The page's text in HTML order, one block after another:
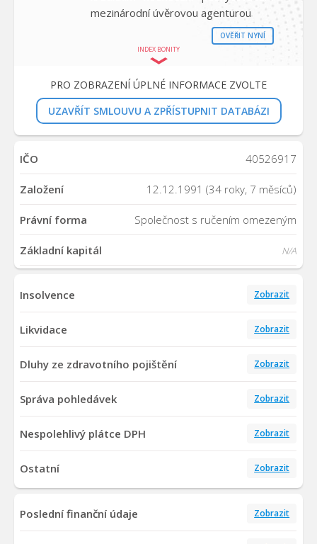
mezinárodní úvěrovou agenturou
OVĚŘIT NYNÍ
INDEX BONITY
PRO ZOBRAZENÍ ÚPLNÉ INFORMACE ZVOLTE
UZAVŘÍT SMLOUVU A ZPŘÍSTUPNIT DATABÁZI
IČO 40526917
Založení 12.12.1991 (34 roky, 7 měsíců)
Právní forma Společnost s ručením omezeným
Základní kapitál N/A
Insolvence Zobrazit
Likvidace Zobrazit
Dluhy ze zdravotního pojištění Zobrazit
Správa pohledávek Zobrazit
Nespolehlivý plátce DPH Zobrazit
Ostatní Zobrazit
Poslední finanční údaje Zobrazit